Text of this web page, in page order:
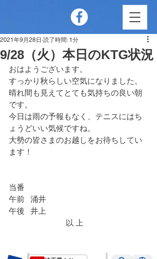
9/28（火）本日のKTG状況
2021年9月28日 読了時間: 1分
おはようございます。
すっかり秋らしい空気になりました。
晴れ間も見えてとても気持ちの良い朝
です。
今日は雨の予報もなく、テニスにはち
ょうどいい気候ですね。
大勢の皆さまのお越しをお待ちしてい
ます！
当番
午前   涌井
午後   井上
以 上